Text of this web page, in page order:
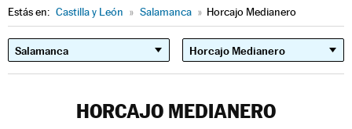
Estás en: Castilla y León » Salamanca » Horcajo Medianero
HORCAJO MEDIANERO